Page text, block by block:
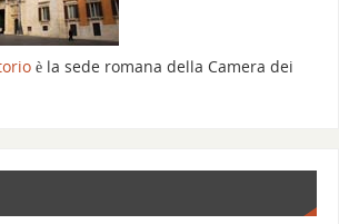
è la sede romana della Camera dei